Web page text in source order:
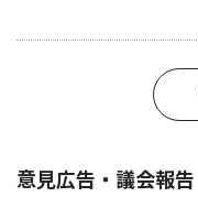
意見広告・議会報告